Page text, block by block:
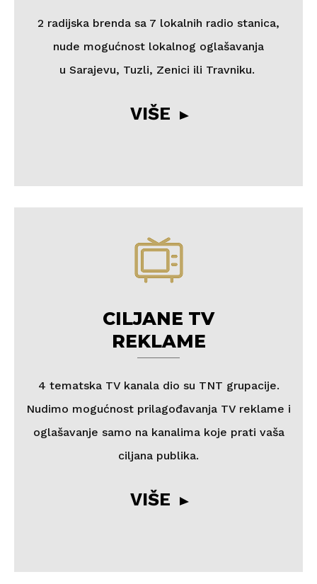
2 radijska brenda sa 7 lokalnih radio stanica,
nude mogućnost lokalnog oglašavanja
u Sarajevu, Tuzli, Zenici ili Travniku.
VIŠE
CILJANE TV
REKLAME
4 tematska TV kanala dio su TNT grupacije.
Nudimo mogućnost prilagođavanja TV reklame i
oglašavanje samo na kanalima koje prati vaša
ciljana publika.
VIŠE